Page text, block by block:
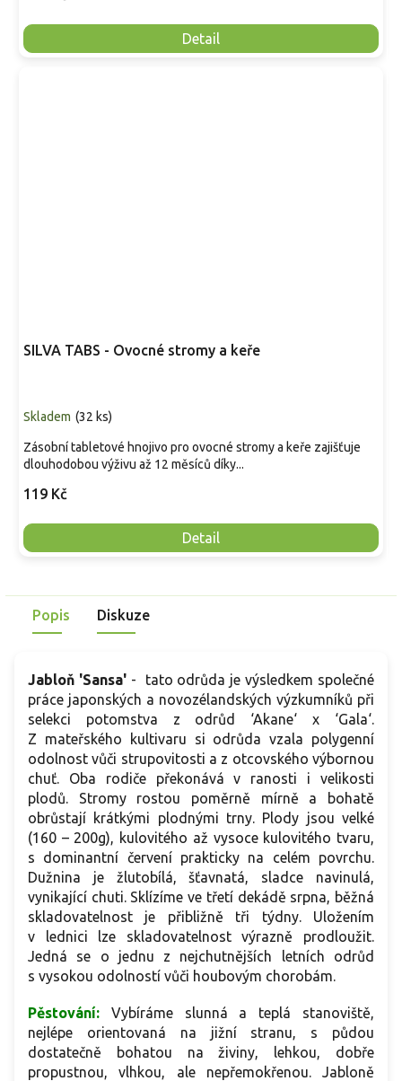
Detail
SILVA TABS - Ovocné stromy a keře
Skladem (32 ks)
119 Kč
Detail
Zásobní tabletové hnojivo pro ovocné stromy a keře zajišťuje
dlouhodobou výživu až 12 měsíců díky...
Popis Diskuze
Jabloň 'Sansa'- tato odrůda je výsledkem společné
práce japonských a novozélandských výzkumníků při
selekci potomstva z odrůd ‘Akane‘ x ‘Gala‘.
Z mateřského kultivaru si odrůda vzala polygenní
odolnost vůči strupovitosti a z otcovského výbornou
chuť. Oba rodiče překonává v ranosti i velikosti
plodů. Stromy rostou poměrně mírně a bohatě
obrůstají krátkými plodnými trny. Plody jsou velké
(160 – 200g), kulovitého až vysoce kulovitého tvaru,
s dominantní červení prakticky na celém povrchu.
Dužnina je žlutobílá, šťavnatá, sladce navinulá,
vynikající chuti. Sklízíme ve třetí dekádě srpna, běžná
skladovatelnost je přibližně tři týdny. Uložením
v lednici lze skladovatelnost výrazně prodloužit.
Jedná se o jednu z nejchutnějších letních odrůd
s vysokou odolností vůči houbovým chorobám.
Pěstování: Vybíráme slunná a teplá stanoviště,
nejlépe orientovaná na jižní stranu, s půdou
dostatečně bohatou na živiny, lehkou, dobře
propustnou, vlhkou, ale nepřemokřenou. Jabloně